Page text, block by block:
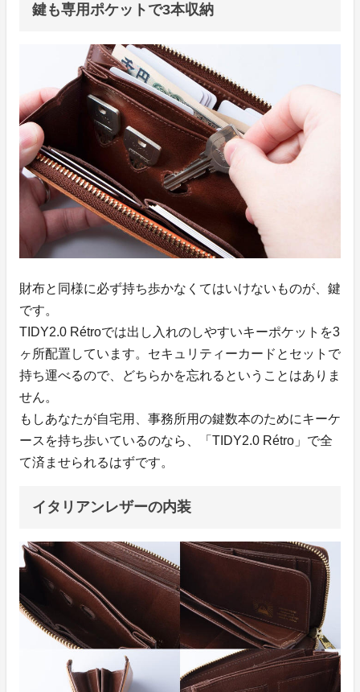
鍵も専用ポケットで3本収納
財布と同様に必ず持ち歩かなくてはいけないものが、鍵
です。
TIDY2.0 Rétroでは出し入れのしやすいキーポケットを3
ヶ所配置しています。セキュリティーカードとセットで
持ち運べるので、どちらかを忘れるということはありま
せん。
もしあなたが自宅用、事務所用の鍵数本のためにキーケ
ースを持ち歩いているのなら、「TIDY2.0 Rétro」で全
て済ませられるはずです。
イタリアンレザーの内装